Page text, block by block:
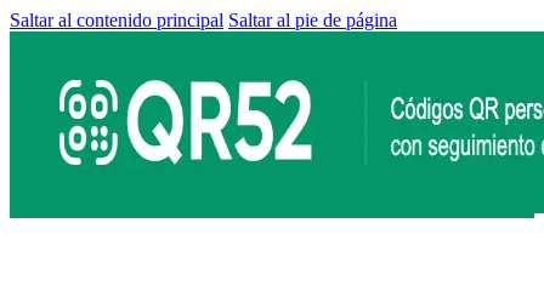
Saltar al contenido principal Saltar al pie de página